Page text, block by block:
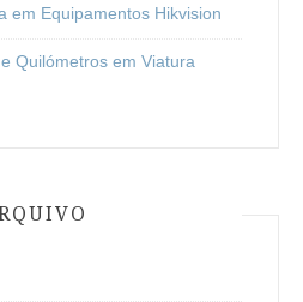
em Equipamentos Hikvision
Quilómetros em Viatura